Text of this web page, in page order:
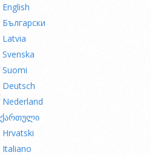
English
Български
Latvia
Svenska
Suomi
Deutsch
Nederland
ქართული
Hrvatski
Italiano